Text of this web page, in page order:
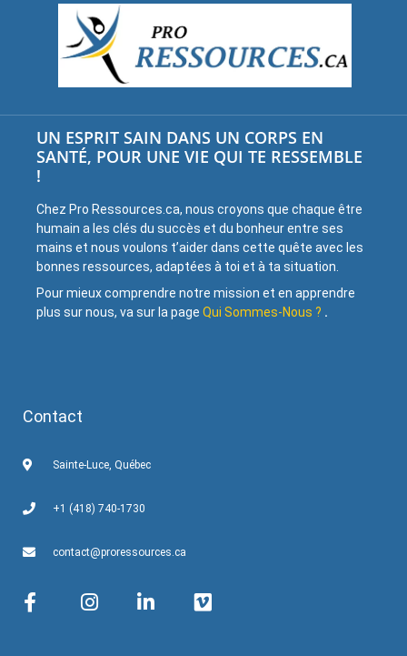
UN ESPRIT SAIN DANS UN CORPS EN
SANTÉ, POUR UNE VIE QUI TE RESSEMBLE
!
Chez Pro Ressources.ca, nous croyons que chaque être
humain a les clés du succès et du bonheur entre ses
mains et nous voulons t’aider dans cette quête avec les
bonnes ressources, adaptées à toi et à ta situation.
Pour mieux comprendre notre mission et en apprendre
plus sur nous, va sur la page Qui Sommes-Nous ? .
Contact
Sainte-Luce, Québec
+1 (418) 740-1730
contact@proressources.ca